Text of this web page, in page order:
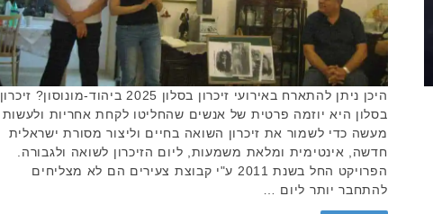
היכן ניתן להתארח באירועי זיכרון בסלון 2025 ביהוד-מונוסון? זיכרון
בסלון היא יוזמה פרטית של אנשים שהחליטו לקחת אחריות ולעשות
מעשה כדי לשמור את זיכרון השואה בחיים וליצור מסורת ישראלית
חדשה, אינטימית ומלאת משמעות, ליום הזיכרון לשואה ולגבורה.
הפרויקט החל בשנת 2011 ע"י קבוצת צעירים הם לא מצליחים
להתחבר יותר ליום …